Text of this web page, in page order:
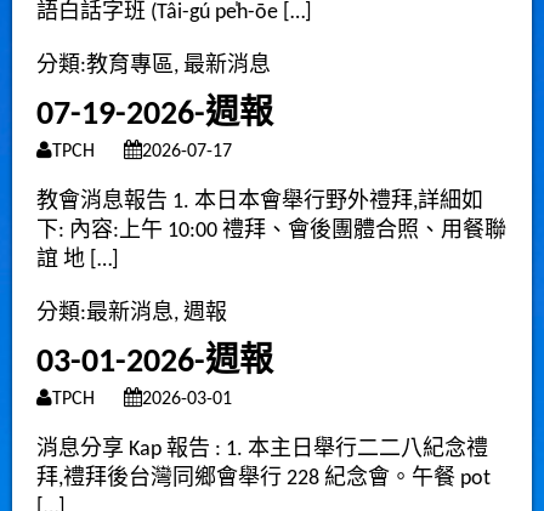
語白話字班 (Tâi-gú pe̍h-ōe […]
分類:教育專區, 最新消息
07-19-2026-週報
TPCH 2026-07-17
教會消息報告 1. 本日本會舉行野外禮拜,詳細如
下: 內容:上午 10:00 禮拜、會後團體合照、用餐聯
誼 地 […]
分類:最新消息, 週報
03-01-2026-週報
TPCH 2026-03-01
消息分享 Kap 報告 : 1. 本主日舉行二二八紀念禮
拜,禮拜後台灣同鄉會舉行 228 紀念會。午餐 pot